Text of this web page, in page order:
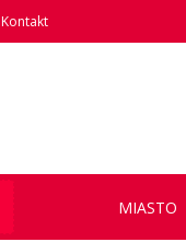
Kontakt
MIASTO